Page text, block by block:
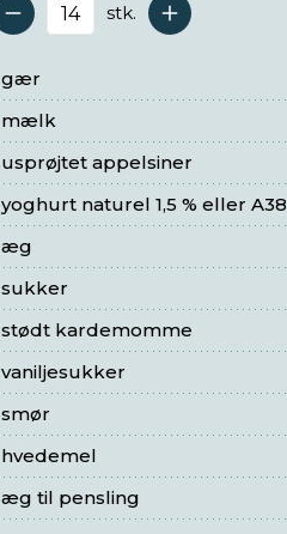
Antal serveringer
stk.
gær
mælk
usprøjtet appelsiner
yoghurt naturel 1,5 % eller A38
æg
sukker
stødt kardemomme
vaniljesukker
smør
hvedemel
æg til pensling